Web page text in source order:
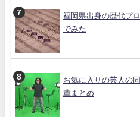
福岡県出身の歴代プ
でみた
お気に入りの芸人の
輩まとめ